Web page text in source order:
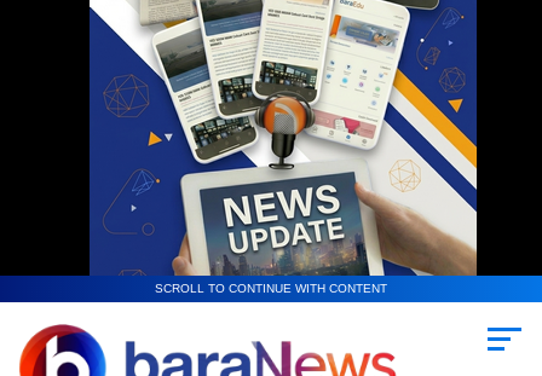
SCROLL TO CONTINUE WITH CONTENT